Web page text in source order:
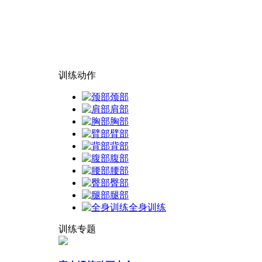
训练动作
颈部
肩部
胸部
臂部
背部
腹部
腰部
臀部
腿部
全身训练
训练专题